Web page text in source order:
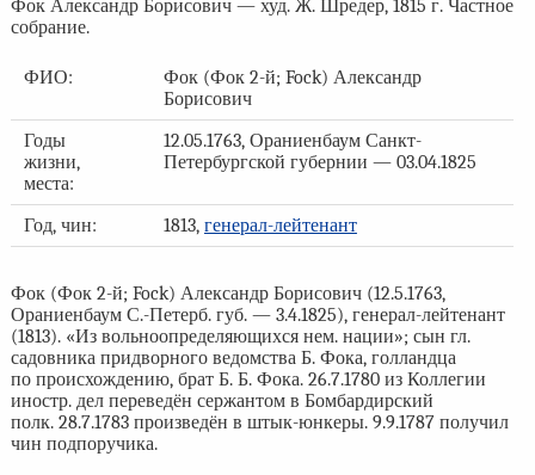
Фок Александр Борисович — худ. Ж. Шредер, 1815 г. Частное
собрание.
ФИО:
Фок (Фок 2-й; Fock) Александр
Борисович
Годы
жизни,
места:
12.05.1763, Ораниенбаум Санкт-
Петербургской губернии — 03.04.1825
Год, чин: 1813, генерал-лейтенант
Фок (Фок 2-й; Fock) Александр Борисович (12.5.1763,
Ораниенбаум С.-Петерб. губ. — 3.4.1825), генерал-лейтенант
(1813). «Из вольноопределяющихся нем. нации»; сын гл.
садовника придворного ведомства Б. Фока, голландца
по происхождению, брат Б. Б. Фока. 26.7.1780 из Коллегии
иностр. дел переведён сержантом в Бомбардирский
полк. 28.7.1783 произведён в штык-юнкеры. 9.9.1787 получил
чин подпоручика.